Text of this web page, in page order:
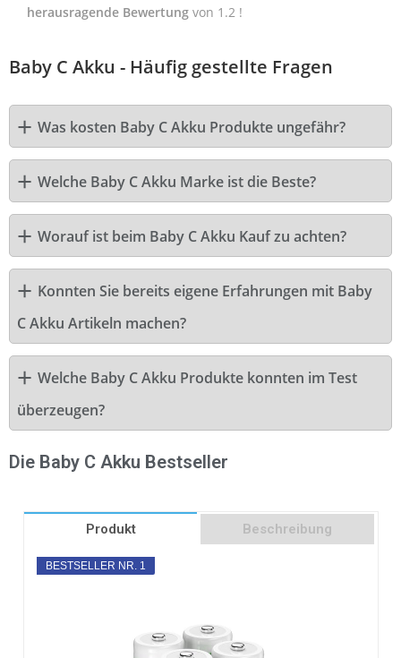
herausragende Bewertung von 1.2 !
Baby C Akku - Häufig gestellte Fragen
Was kosten Baby C Akku Produkte ungefähr?
Welche Baby C Akku Marke ist die Beste?
Worauf ist beim Baby C Akku Kauf zu achten?
Konnten Sie bereits eigene Erfahrungen mit Baby
C Akku Artikeln machen?
Welche Baby C Akku Produkte konnten im Test
überzeugen?
Die Baby C Akku Bestseller
Produkt Beschreibung
BESTSELLER NR. 1